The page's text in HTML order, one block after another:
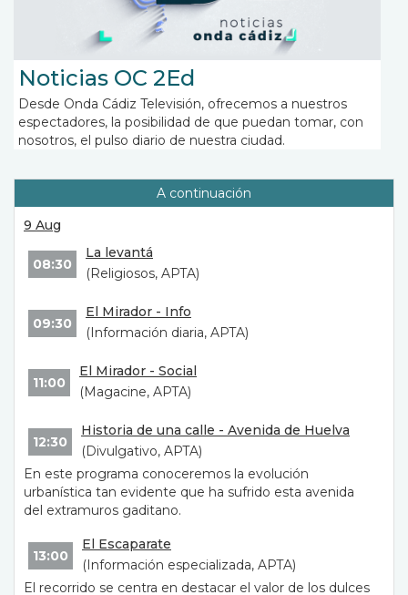
Noticias OC 2Ed
Desde Onda Cádiz Televisión, ofrecemos a nuestros
espectadores, la posibilidad de que puedan tomar, con
nosotros, el pulso diario de nuestra ciudad.
A continuación
9 Aug
08:30
La levantá
(Religiosos, APTA)
09:30
El Mirador - Info
(Información diaria, APTA)
11:00
El Mirador - Social
(Magacine, APTA)
12:30
Historia de una calle - Avenida de Huelva
(Divulgativo, APTA)
En este programa conoceremos la evolución
urbanística tan evidente que ha sufrido esta avenida
del extramuros gaditano.
13:00
El Escaparate
(Información especializada, APTA)
El recorrido se centra en destacar el valor de los dulces